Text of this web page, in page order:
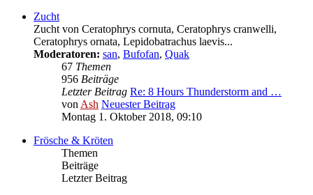
Zucht
Zucht von Ceratophrys cornuta, Ceratophrys cranwelli,
Ceratophrys ornata, Lepidobatrachus laevis...
Moderatoren: san, Bufofan, Quak
67 Themen
956 Beiträge
Letzter Beitrag Re: 8 Hours Thunderstorm and …
vonAsh Neuester Beitrag
Montag 1. Oktober 2018, 09:10
Frösche & Kröten
Themen
Beiträge
Letzter Beitrag